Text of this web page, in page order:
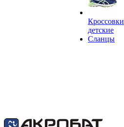
Кроссовки
детские
Сланцы